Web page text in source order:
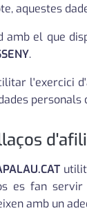
aquestes
amb el que
.
l'exercici
personals
es fan
amb un